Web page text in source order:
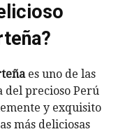
es uno de las
del precioso Perú
y exquisito
más deliciosas